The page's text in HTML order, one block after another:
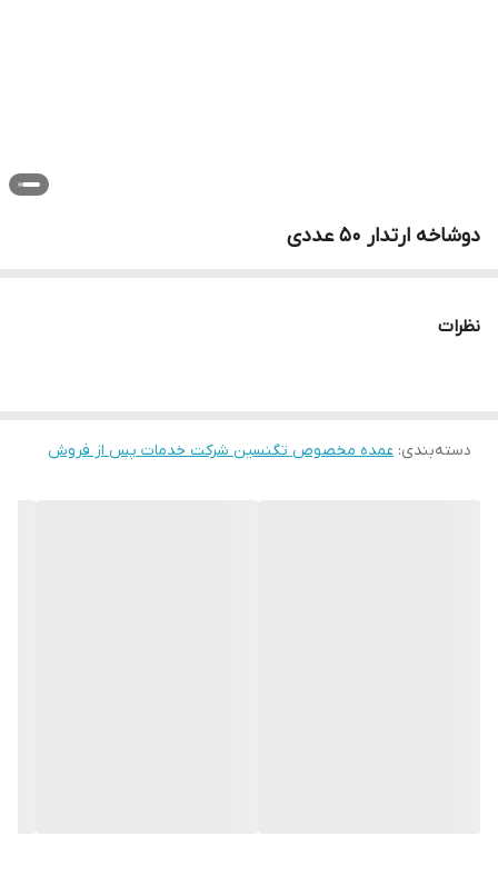
دوشاخه ارتدار ۵۰ عددی
نظرات
دسته‌بندی: عمده مخصوص تگنسین شرکت خدمات پس از فروش